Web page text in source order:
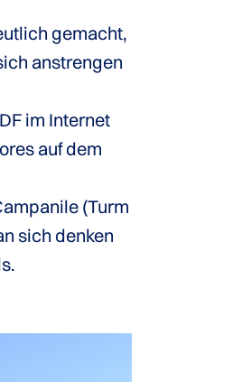
gemacht,
anstrengen
im Internet
auf dem
(Turm
sich denken